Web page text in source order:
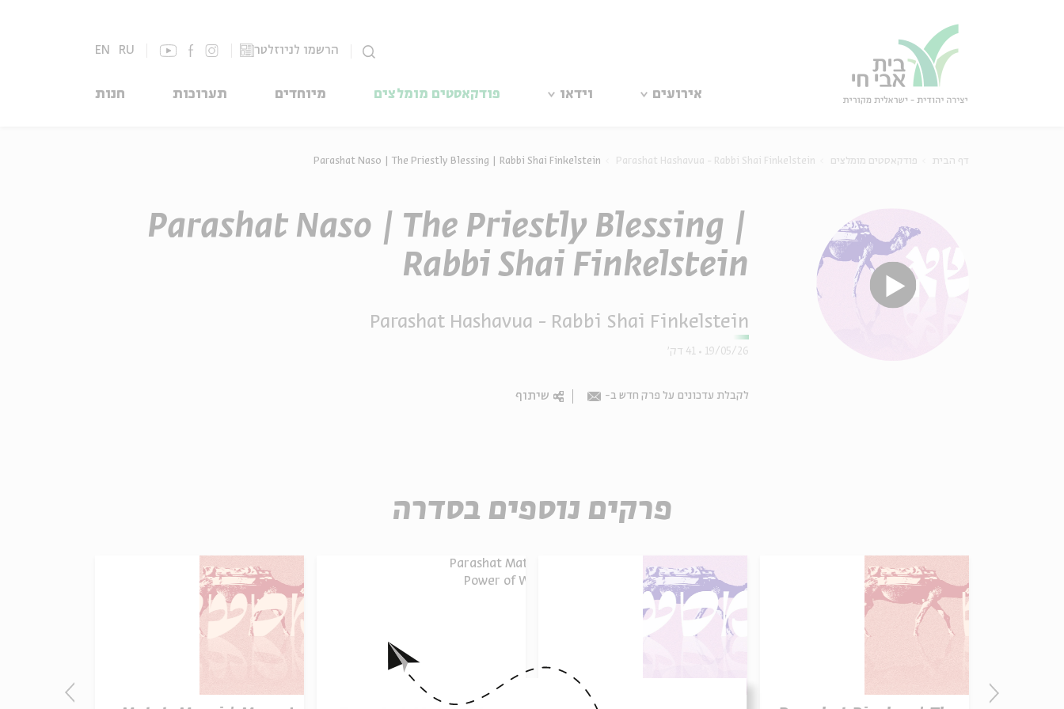
הרשמו לניוזלטר EN RU
אירועים וידאו פודקאסטים מומלצים מיוחדים תערוכות חנות
דף הבית פודקאסטים מומלצים Parashat Hashavua - Rabbi Shai Finkelstein
Parashat Naso | The Priestly Blessing | Rabbi Shai Finkelstein
Parashat Naso | The Priestly Blessing |
Rabbi Shai Finkelstein
Parashat Hashavua - Rabbi Shai Finkelstein
19/05/26 41 דק'
לקבלת עדכונים על פרק חדש ב- Email שיתוף
פרקים נוספים בסדרה